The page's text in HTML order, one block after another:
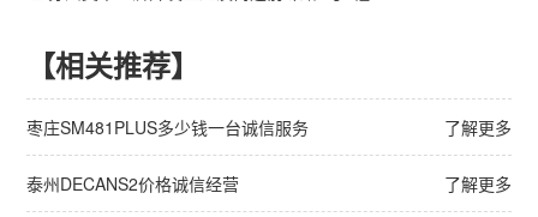
【相关推荐】
了解更多
枣庄SM481PLUS多少钱一台诚信服务
了解更多
泰州DECANS2价格诚信经营